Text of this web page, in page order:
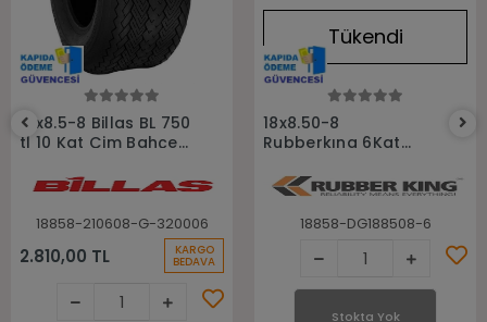
18x8.5-8 Billas BL 750
tl 10 Kat Çim Bahçe
18858-210608-G-320006
2.810,00 TL KARGO
BEDAVA
Stokta Yok
Tükendi
18x8.50-8
Rubberkıng 6Kat
Golf Lastiği
18858-DG188508-6
Stokta Yok